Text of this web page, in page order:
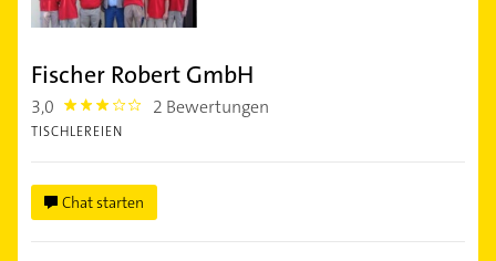
Fischer Robert GmbH
3,0 3.0 2 Bewertungen
TISCHLEREIEN
Chat starten